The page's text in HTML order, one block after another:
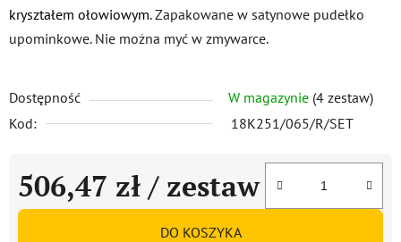
kryształem ołowiowym. Zapakowane w satynowe pudełko
upominkowe. Nie można myć w zmywarce.
Dostępność W magazynie (4 zestaw)
Kod:
18K251/065/R/SET
506,47 zł / zestaw
Cena jednostkowa:
DO KOSZYKA